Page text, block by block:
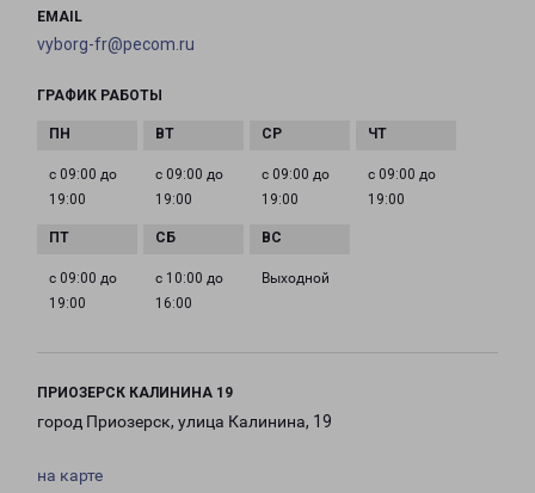
EMAIL
vyborg-fr@pecom.ru
ГРАФИК РАБОТЫ
с 09:00 до
19:00
с 09:00 до
19:00
с 09:00 до
19:00
с 09:00 до
19:00
с 09:00 до
19:00
с 10:00 до
16:00
Выходной
ПРИОЗЕРСК КАЛИНИНА 19
город Приозерск, улица Калинина, 19
на карте